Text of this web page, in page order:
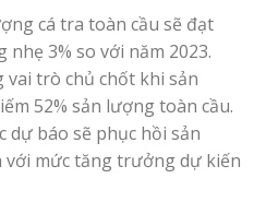
cá tra toàn cầu sẽ đạt
3% so với năm 2023.
trò chủ chốt khi sản
52% sản lượng toàn cầu.
dự báo sẽ phục hồi sản
với mức tăng trưởng dự kiến